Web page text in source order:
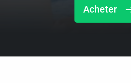
Acheter